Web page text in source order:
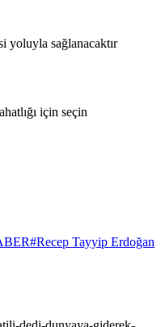
yoluyla sağlanacaktır
için seçin
#Recep Tayyip Erdoğan